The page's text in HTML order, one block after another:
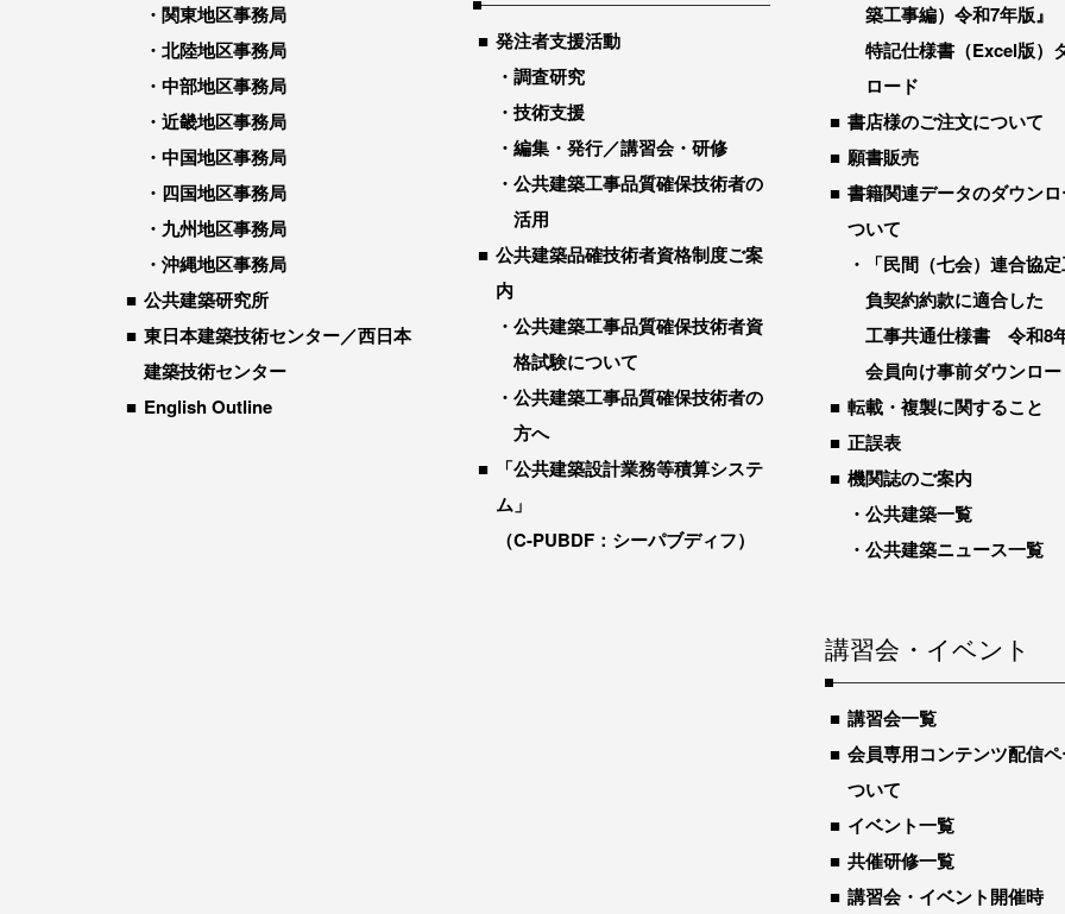
関東地区事務局
北陸地区事務局
中部地区事務局
近畿地区事務局
中国地区事務局
四国地区事務局
九州地区事務局
沖縄地区事務局
公共建築研究所
東日本建築技術センター／西日本
建築技術センター
English Outline
発注者支援活動
調査研究
技術支援
編集・発行／講習会・研修
公共建築工事品質確保技術者の
活用
公共建築品確技術者資格制度ご案
内
公共建築工事品質確保技術者資
格試験について
公共建築工事品質確保技術者の
方へ
「公共建築設計業務等積算システ
ム」
（C-PUBDF：シーパブディフ）
築工事編）令和7年版』
特記仕様書（Excel版）
ロード
書店様のご注文について
願書販売
書籍関連データのダウン
ついて
「民間（七会）連合協
負契約約款に適合した
工事共通仕様書 令和8
会員向け事前ダウンロー
転載・複製に関すること
正誤表
機関誌のご案内
公共建築一覧
公共建築ニュース一覧
講習会・イベント
講習会一覧
会員専用コンテンツ配信
ついて
イベント一覧
共催研修一覧
講習会・イベント開催時